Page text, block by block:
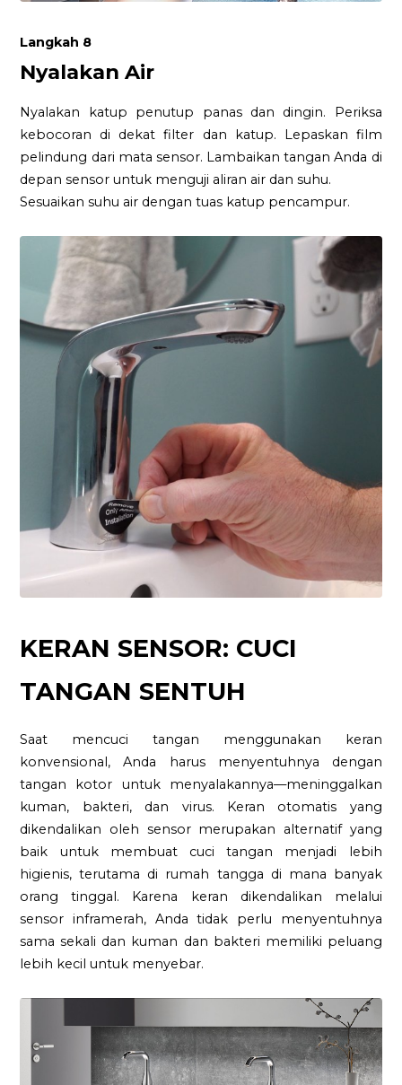
Langkah 8
Nyalakan Air
Nyalakan katup penutup panas dan dingin. Periksa
kebocoran di dekat filter dan katup. Lepaskan film
pelindung dari mata sensor. Lambaikan tangan Anda di
depan sensor untuk menguji aliran air dan suhu.
Sesuaikan suhu air dengan tuas katup pencampur.
KERAN SENSOR: CUCI
TANGAN SENTUH
Saat mencuci tangan menggunakan keran
konvensional, Anda harus menyentuhnya dengan
tangan kotor untuk menyalakannya—meninggalkan
kuman, bakteri, dan virus. Keran otomatis yang
dikendalikan oleh sensor merupakan alternatif yang
baik untuk membuat cuci tangan menjadi lebih
higienis, terutama di rumah tangga di mana banyak
orang tinggal. Karena keran dikendalikan melalui
sensor inframerah, Anda tidak perlu menyentuhnya
sama sekali dan kuman dan bakteri memiliki peluang
lebih kecil untuk menyebar.